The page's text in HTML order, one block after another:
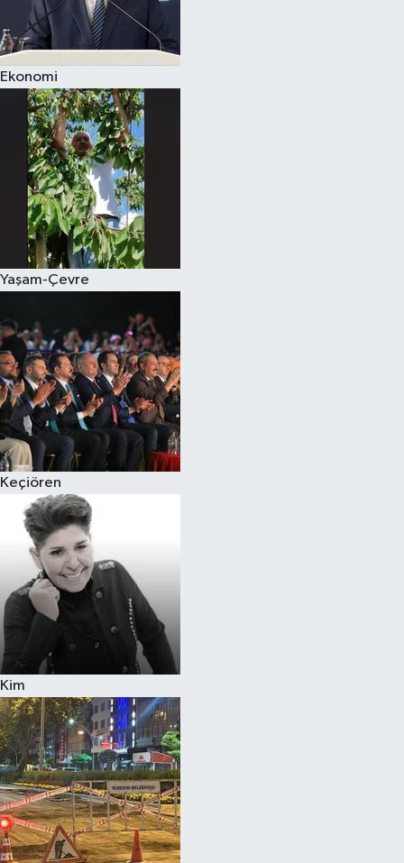
Ekonomi
Yaşam-Çevre
Keçiören
Kim
Spor
Burç Yorumları
Çocuk
Eğitim
Hava Durumu
Kadın
Kültür Sanat
Sağlık
Siyaset
Teknoloji
Televizyon
Yaşam-Çevre